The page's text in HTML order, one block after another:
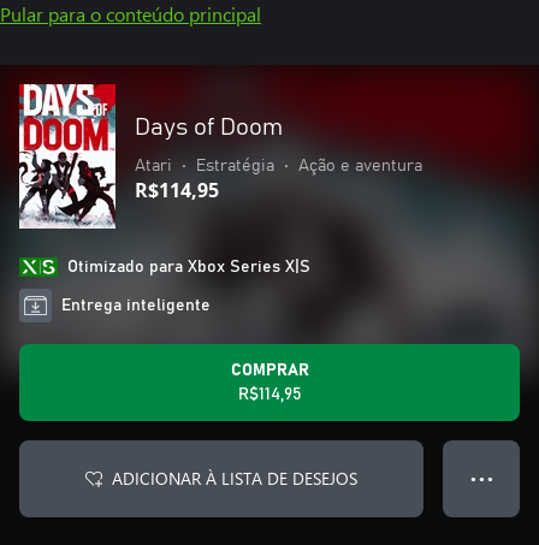
Pular para o conteúdo principal
Days of Doom
Atari • Estratégia • Ação e aventura
R$114,95
Otimizado para Xbox Series X|S
Entrega inteligente
COMPRAR
R$114,95
ADICIONAR À LISTA DE DESEJOS ● ● ●